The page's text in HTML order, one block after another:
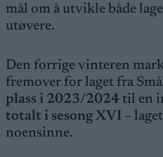
mål om å utvikle både
utøvere.
Den forrige vinteren
fremover for laget fra
plass i 2023/2024 til en
totalt i sesong XVI –
noensinne.